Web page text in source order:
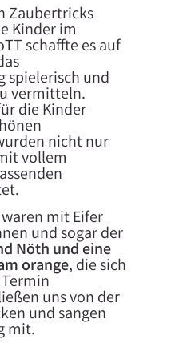
Zaubertricks
Kinder im
schaffte es auf
spielerisch und
vermitteln.
die Kinder
nicht nur
vollem
mit Eifer
und sogar der
Nöth und eine
orange, die sich
uns von der
und sangen
mit.